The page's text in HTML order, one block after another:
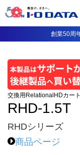
創業50周
交換用RelationalHDカー
RHD-1.5T
RHDシリーズ
商品ページ